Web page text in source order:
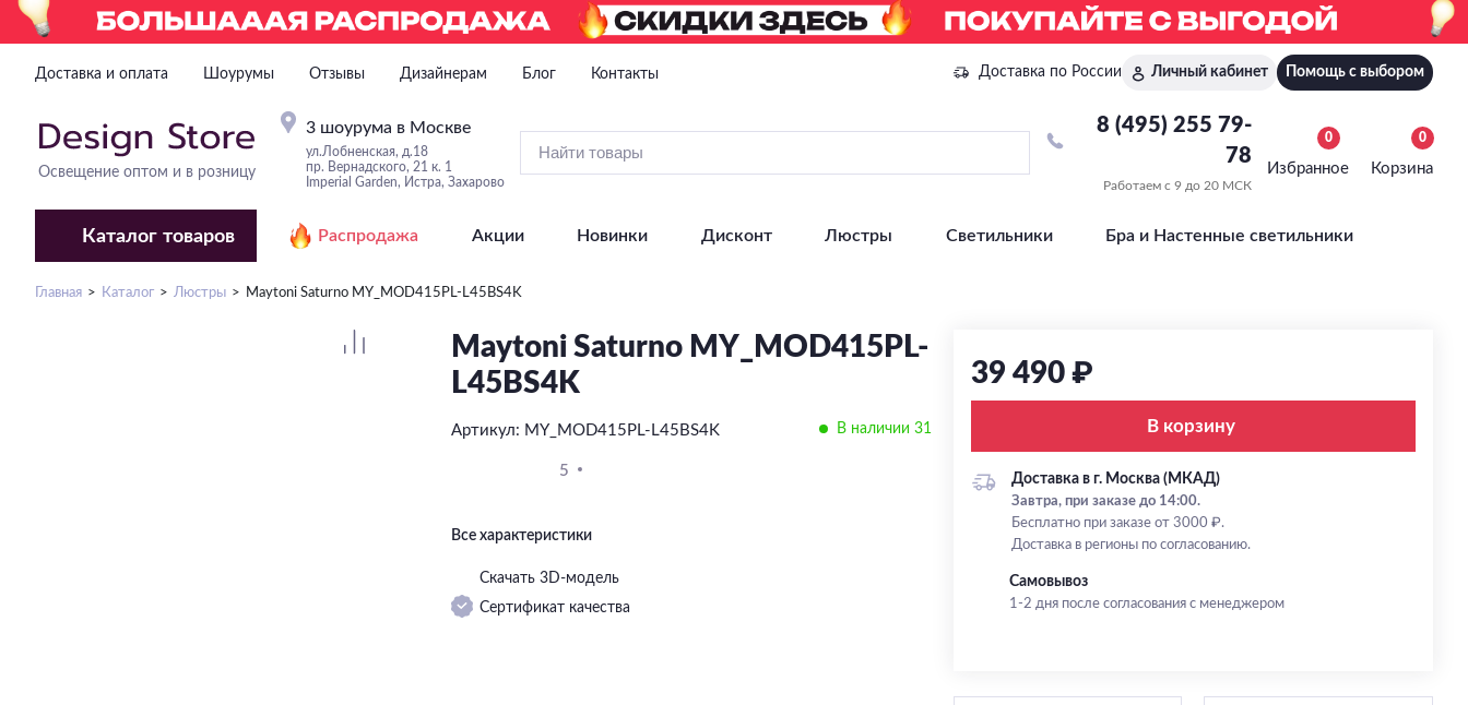
Доставка и оплата Шоурумы Отзывы Дизайнерам Блог Контакты Доставка по России Личный кабинет Помощь с выбором
Освещение оптом и в розницу
3 шоурума в Москве
ул.Лобненская, д.18
пр. Вернадского, 21 к. 1
Imperial Garden, Истра, Захарово
8 (495) 255 79-
78
Работаем с 9 до 20 МСК
Избранное
0
Корзина
0
Каталог товаров Распродажа Акции Новинки Дисконт Люстры Светильники Бра и Настенные светильники
Главная Каталог Люстры Maytoni Saturno MY_MOD415PL-L45BS4K
Maytoni Saturno MY_MOD415PL-
L45BS4K
Артикул: MY_MOD415PL-L45BS4K В наличии 31
5
Все характеристики
Скачать 3D-модель
Сертификат качества
39 490 ₽
В корзину
Доставка в г. Москва (МКАД)
Завтра, при заказе до 14:00.
Бесплатно при заказе от 3000 ₽.
Доставка в регионы по согласованию.
Самовывоз
1-2 дня после согласования с менеджером